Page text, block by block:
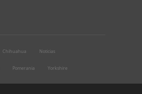
Chihuahua Noticias
Pomerania Yorkshire